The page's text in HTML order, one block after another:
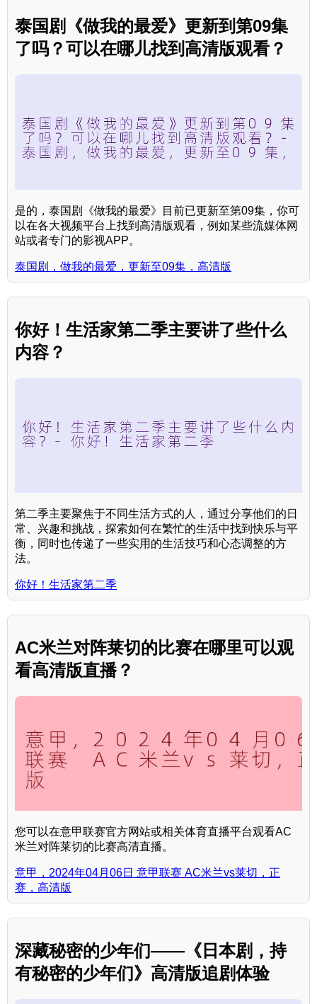
泰国剧《做我的最爱》更新到第09集
了吗？可以在哪儿找到高清版观看？
是的，泰国剧《做我的最爱》目前已更新至第09集，你可
以在各大视频平台上找到高清版观看，例如某些流媒体网
站或者专门的影视APP。
泰国剧，做我的最爱，更新至09集，高清版
你好！生活家第二季主要讲了些什么
内容？
第二季主要聚焦于不同生活方式的人，通过分享他们的日
常、兴趣和挑战，探索如何在繁忙的生活中找到快乐与平
衡，同时也传递了一些实用的生活技巧和心态调整的方
法。
你好！生活家第二季
AC米兰对阵莱切的比赛在哪里可以观
看高清版直播？
您可以在意甲联赛官方网站或相关体育直播平台观看AC
米兰对阵莱切的比赛高清直播。
意甲，2024年04月06日 意甲联赛 AC米兰vs莱切，正
赛，高清版
深藏秘密的少年们——《日本剧，持
有秘密的少年们》高清版追剧体验